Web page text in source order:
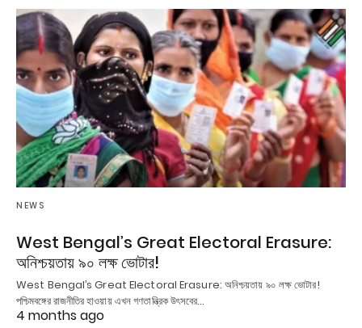
NEWS
West Bengal’s Great Electoral Erasure:
অনিশ্চয়তায় ৯০ লক্ষ ভোটার!
West Bengal’s Great Electoral Erasure: অনিশ্চয়তায় ৯০ লক্ষ ভোটার!
পশ্চিমবঙ্গের রাজনীতির হাওয়ায় এখন গণতান্ত্রিক উৎসবের…
4 months ago